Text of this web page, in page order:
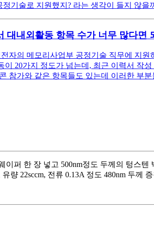
기술로 지원했지? 라는 생각이 들지 않을
대내외활동 항목 수가 너무 많다면
자의 메모리사업부 공정기술 직무에 지
이 20가지 정도가 넘는데, 최근 이력서 작
참가와 같은 항목들도 있는데 이러한 부
이퍼 한 장 넣고 500nm정도 두께의 텅스
유량 22sccm, 전류 0.13A 정도 480nm 두